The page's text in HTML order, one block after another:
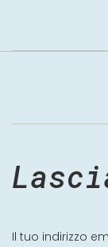
Il tuo indirizzo